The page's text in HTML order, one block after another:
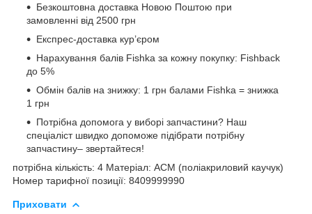
Безкоштовна доставка Новою Поштою при
замовленні від 2500 грн
Експрес-доставка кур’єром
Нарахування балів Fishka за кожну покупку: Fishback
до 5%
Обмін балів на знижку: 1 грн балами Fishka = знижка
1 грн
Потрібна допомога у виборі запчастини? Наш
спеціаліст швидко допоможе підібрати потрібну
запчастину– звертайтеся!
потрібна кількість: 4 Матеріал: ACM (поліакриловий каучук)
Номер тарифної позиції: 8409999990
Приховати